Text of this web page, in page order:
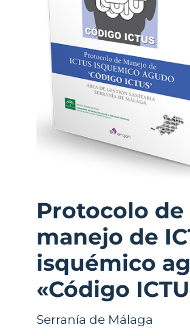
Protocolo de
manejo de
isquémico
«Código
Serranía de Málaga